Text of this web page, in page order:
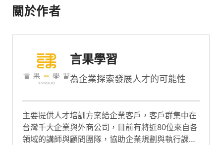
關於作者
言果學習
為企業探索發展人才的可能性
主要提供人才培訓方案給企業客戶，客戶群集中在
台灣千大企業與外商公司，目前有將近80位來自各
領域的講師與顧問團隊，協助企業規劃與執行課